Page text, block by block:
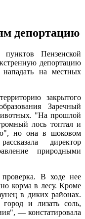
депортацию
Пензенской
депортацию
нападать на местных
закрытого
Заречный
"На прошлой
лось топтал и
но она в шоковом
директор
природными
В ходе нее
корма в лесу. Кроме
в диких районах.
и лизать соль,
— констатировала